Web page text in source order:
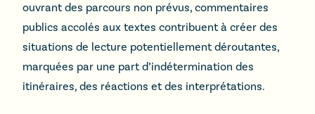
ouvrant des parcours non prévus, commentaires
publics accolés aux textes contribuent à créer des
situations de lecture potentiellement déroutantes,
marquées par une part d’indétermination des
itinéraires, des réactions et des interprétations.